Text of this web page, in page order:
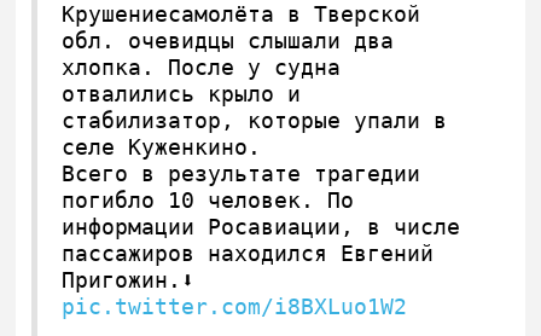
Крушениесамолёта в Тверской
обл. очевидцы слышали два
хлопка. После у судна
отвалились крыло и
стабилизатор, которые упали в
селе Куженкино.
Всего в результате трагедии
погибло 10 человек. По
информации Росавиации, в числе
пассажиров находился Евгений
Пригожин.⬇️
pic.twitter.com/i8BXLuo1W2